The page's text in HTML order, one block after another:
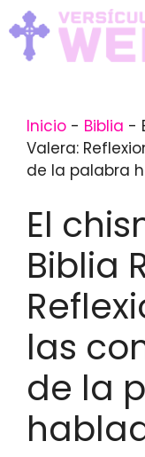
Skip
to
content
Inicio - Biblia -
Valera:
de la palabra
El
Biblia
las
de la